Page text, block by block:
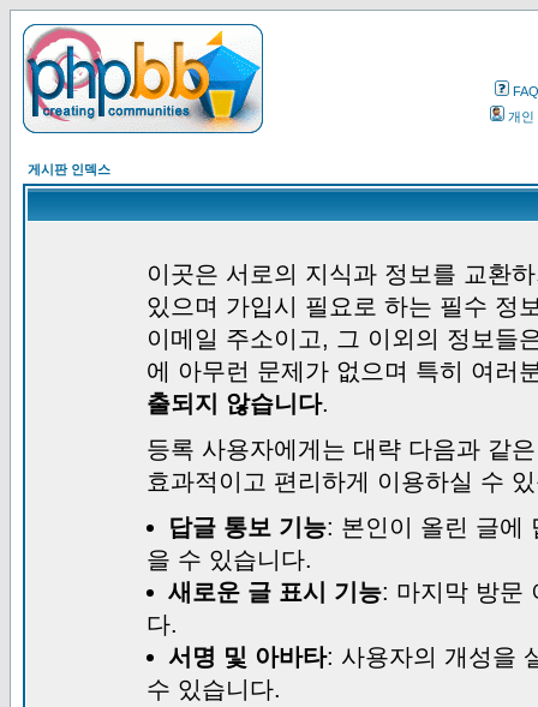
FAQ
개인
게시판 인덱스
이곳은 서로의 지식과 정보를 교환
있으며 가입시 필요로 하는 필수 정
이메일 주소이고, 그 이외의 정보들
에 아무런 문제가 없으며 특히 여러
출되지 않습니다.
등록 사용자에게는 대략 다음과 같
효과적이고 편리하게 이용하실 수
답글 통보 기능: 본인이 올린 글에
을 수 있습니다.
새로운 글 표시 기능: 마지막 방문
다.
서명 및 아바타: 사용자의 개성을
수 있습니다.